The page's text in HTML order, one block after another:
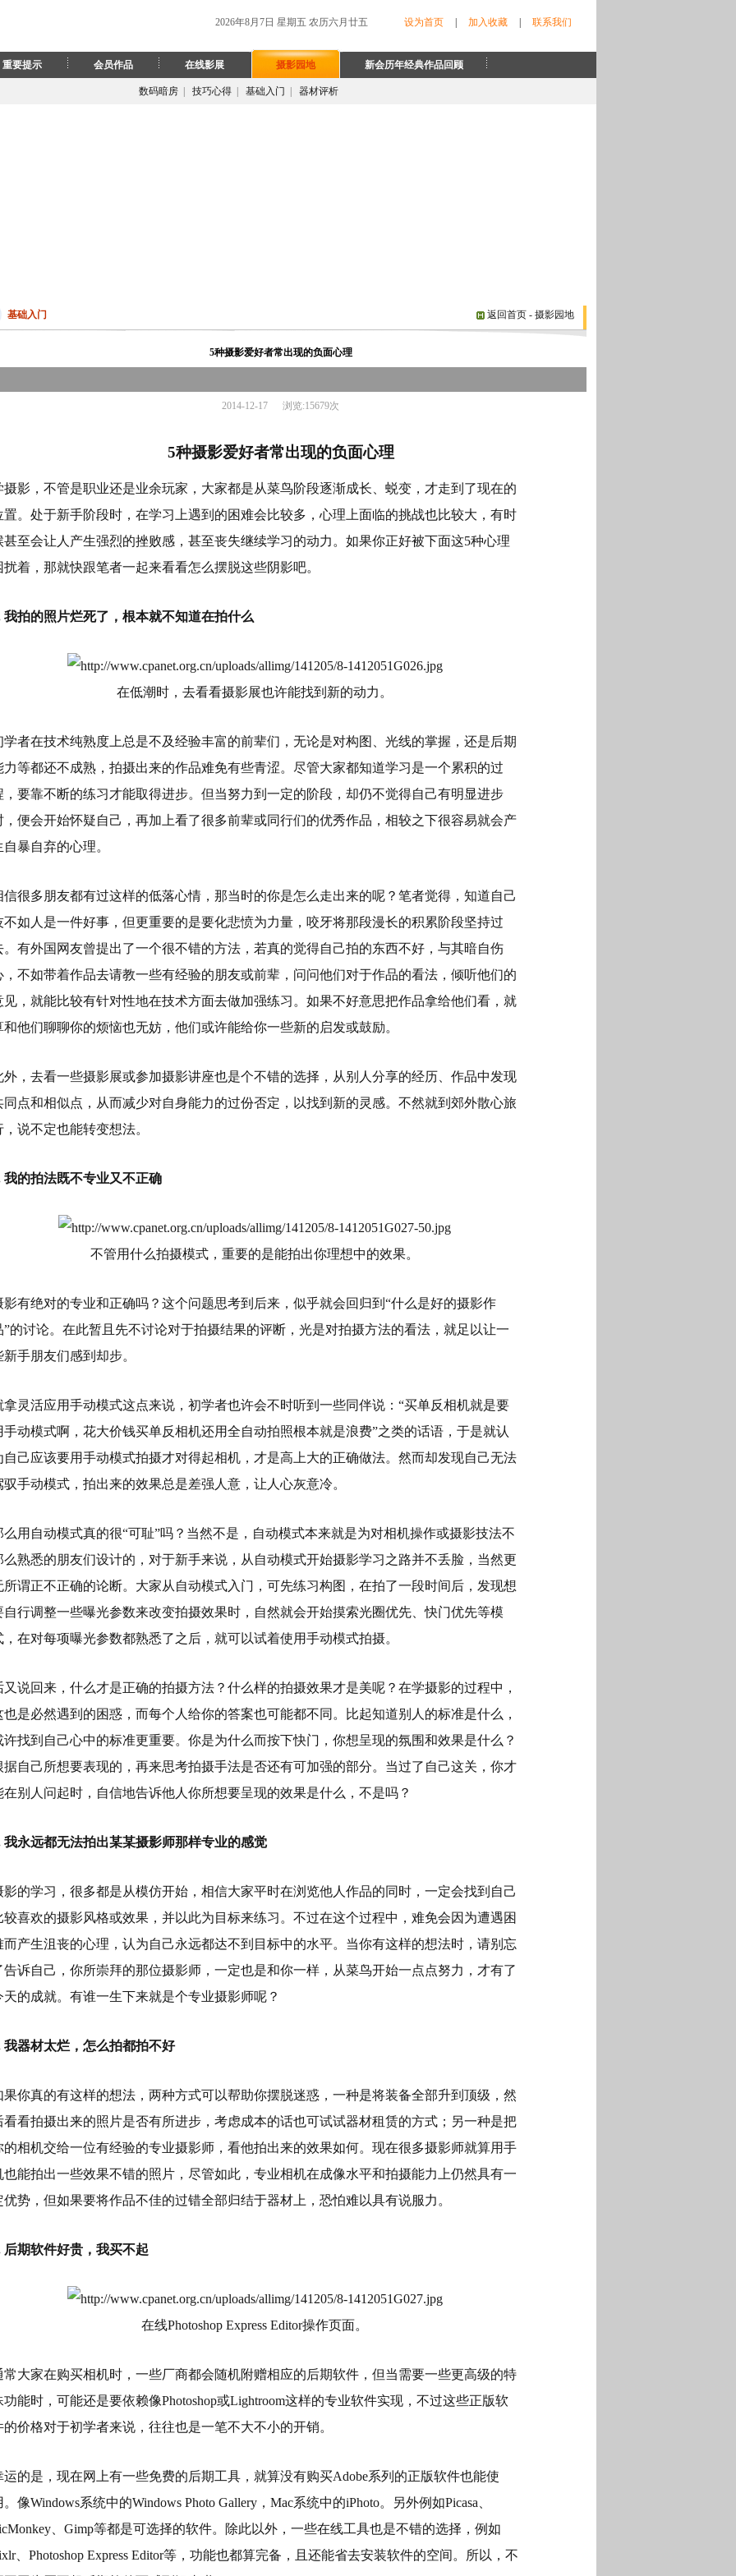
2026年8月7日 星期五 农历六月廿五 设为首页 加入收藏 联系我们
重要提示 会员作品 在线影展 摄影园地 新会历年经典作品回顾
数码暗房 技巧心得 基础入门 器材评析
基础入门 返回首页 - 摄影园地
5种摄影爱好者常出现的负面心理
2014-12-17 浏览:15679次
5种摄影爱好者常出现的负面心理
摄影，不管是职业还是业余玩家，大家都是从菜鸟阶段逐渐成长、蜕变，才走到了现在的
置。处于新手阶段时，在学习上遇到的困难会比较多，心理上面临的挑战也比较大，有时
甚至会让人产生强烈的挫败感，甚至丧失继续学习的动力。如果你正好被下面这5种心理
扰着，那就快跟笔者一起来看看怎么摆脱这些阴影吧。
我拍的照片烂死了，根本就不知道在拍什么
在低潮时，去看看摄影展也许能找到新的动力。
学者在技术纯熟度上总是不及经验丰富的前辈们，无论是对构图、光线的掌握，还是后期
力等都还不成熟，拍摄出来的作品难免有些青涩。尽管大家都知道学习是一个累积的过
，要靠不断的练习才能取得进步。但当努力到一定的阶段，却仍不觉得自己有明显进步
，便会开始怀疑自己，再加上看了很多前辈或同行们的优秀作品，相较之下很容易就会产
自暴自弃的心理。
信很多朋友都有过这样的低落心情，那当时的你是怎么走出来的呢？笔者觉得，知道自己
不如人是一件好事，但更重要的是要化悲愤为力量，咬牙将那段漫长的积累阶段坚持过
。有外国网友曾提出了一个很不错的方法，若真的觉得自己拍的东西不好，与其暗自伤
，不如带着作品去请教一些有经验的朋友或前辈，问问他们对于作品的看法，倾听他们的
见，就能比较有针对性地在技术方面去做加强练习。如果不好意思把作品拿给他们看，就
和他们聊聊你的烦恼也无妨，他们或许能给你一些新的启发或鼓励。
外，去看一些摄影展或参加摄影讲座也是个不错的选择，从别人分享的经历、作品中发现
同点和相似点，从而减少对自身能力的过份否定，以找到新的灵感。不然就到郊外散心旅
，说不定也能转变想法。
我的拍法既不专业又不正确
不管用什么拍摄模式，重要的是能拍出你理想中的效果。
影有绝对的专业和正确吗？这个问题思考到后来，似乎就会回归到“什么是好的摄影作
”的讨论。在此暂且先不讨论对于拍摄结果的评断，光是对拍摄方法的看法，就足以让一
新手朋友们感到却步。
拿灵活应用手动模式这点来说，初学者也许会不时听到一些同伴说：“买单反相机就是要
手动模式啊，花大价钱买单反相机还用全自动拍照根本就是浪费”之类的话语，于是就认
自己应该要用手动模式拍摄才对得起相机，才是高上大的正确做法。然而却发现自己无法
驭手动模式，拍出来的效果总是差强人意，让人心灰意冷。
么用自动模式真的很“可耻”吗？当然不是，自动模式本来就是为对相机操作或摄影技法不
么熟悉的朋友们设计的，对于新手来说，从自动模式开始摄影学习之路并不丢脸，当然更
所谓正不正确的论断。大家从自动模式入门，可先练习构图，在拍了一段时间后，发现想
自行调整一些曝光参数来改变拍摄效果时，自然就会开始摸索光圈优先、快门优先等模
，在对每项曝光参数都熟悉了之后，就可以试着使用手动模式拍摄。
又说回来，什么才是正确的拍摄方法？什么样的拍摄效果才是美呢？在学摄影的过程中，
也是必然遇到的困惑，而每个人给你的答案也可能都不同。比起知道别人的标准是什么，
许找到自己心中的标准更重要。你是为什么而按下快门，你想呈现的氛围和效果是什么？
据自己所想要表现的，再来思考拍摄手法是否还有可加强的部分。当过了自己这关，你才
在别人问起时，自信地告诉他人你所想要呈现的效果是什么，不是吗？
我永远都无法拍出某某摄影师那样专业的感觉
影的学习，很多都是从模仿开始，相信大家平时在浏览他人作品的同时，一定会找到自己
较喜欢的摄影风格或效果，并以此为目标来练习。不过在这个过程中，难免会因为遭遇困
而产生沮丧的心理，认为自己永远都达不到目标中的水平。当你有这样的想法时，请别忘
告诉自己，你所崇拜的那位摄影师，一定也是和你一样，从菜鸟开始一点点努力，才有了
天的成就。有谁一生下来就是个专业摄影师呢？
我器材太烂，怎么拍都拍不好
果你真的有这样的想法，两种方式可以帮助你摆脱迷惑，一种是将装备全部升到顶级，然
看看拍摄出来的照片是否有所进步，考虑成本的话也可试试器材租赁的方式；另一种是把
的相机交给一位有经验的专业摄影师，看他拍出来的效果如何。现在很多摄影师就算用手
也能拍出一些效果不错的照片，尽管如此，专业相机在成像水平和拍摄能力上仍然具有一
优势，但如果要将作品不佳的过错全部归结于器材上，恐怕难以具有说服力。
后期软件好贵，我买不起
在线Photoshop Express Editor操作页面。
常大家在购买相机时，一些厂商都会随机附赠相应的后期软件，但当需要一些更高级的特
功能时，可能还是要依赖像Photoshop或Lightroom这样的专业软件实现，不过这些正版软
的价格对于初学者来说，往往也是一笔不大不小的开销。
运的是，现在网上有一些免费的后期工具，就算没有购买Adobe系列的正版软件也能使
。像Windows系统中的Windows Photo Gallery ， Mac系统中的iPhoto。另外例如Picasa
Gimp等都是可选择的软件。除此以外，一些在线工具也是不错的选择，例如
、 Photoshop Express Editor等，功能也都算完备，且还能省去安装软件的空间。所以，不